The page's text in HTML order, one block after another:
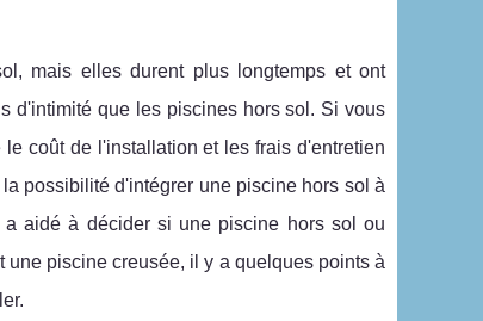
mais elles durent plus longtemps et ont
d'intimité que les piscines hors sol. Si vous
coût de l'installation et les frais d'entretien
possibilité d'intégrer une piscine hors sol à
a aidé à décider si une piscine hors sol ou
piscine creusée, il y a quelques points à